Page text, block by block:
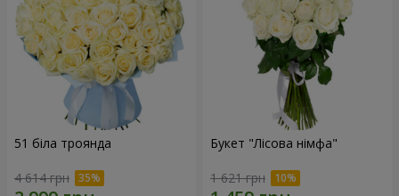
51 біла троянда
4 614 грн
Букет "Лісова німфа"
1 621 грн